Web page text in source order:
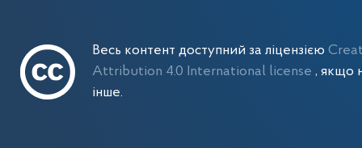
Весь контент доступний за ліцензією
Attribution 4.0 International license, якщо
інше.